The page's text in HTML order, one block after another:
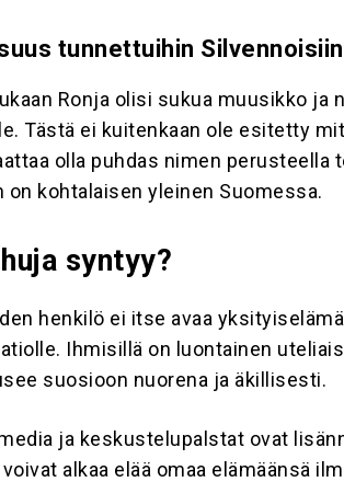
tunnettuihin Silvennoisiin
Ronja olisi sukua muusikko ja
Tästä ei kuitenkaan ole esitetty
olla puhdas nimen perusteella
on kohtalaisen yleinen Suomessa.
syntyy?
henkilö ei itse avaa
Ihmisillä on luontainen
suosioon nuorena ja äkillisesti.
ja keskustelupalstat ovat
alkaa elää omaa elämäänsä